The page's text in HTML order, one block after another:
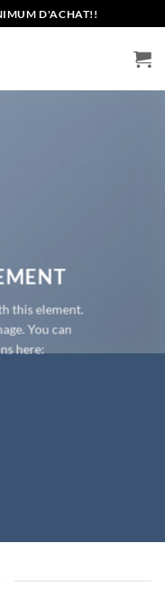
D'ACHAT!!
this element.
You can
here: